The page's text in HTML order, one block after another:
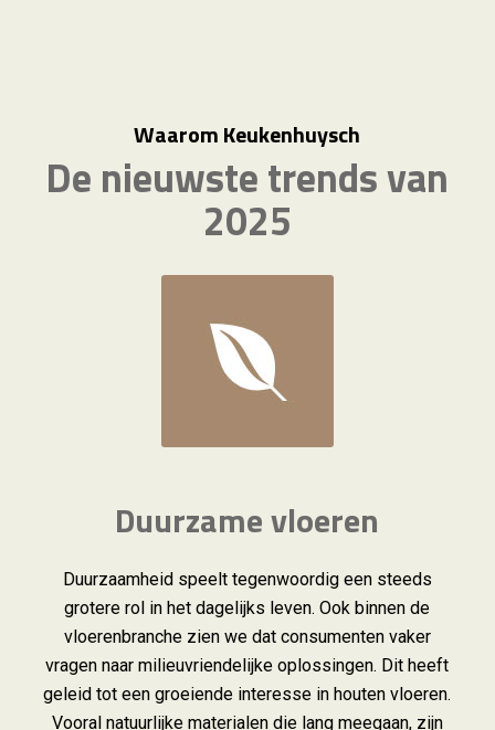
Waarom Keukenhuysch
De nieuwste trends van
2025
Duurzame vloeren
Duurzaamheid speelt tegenwoordig een steeds
grotere rol in het dagelijks leven. Ook binnen de
vloerenbranche zien we dat consumenten vaker
vragen naar milieuvriendelijke oplossingen. Dit heeft
geleid tot een groeiende interesse in houten vloeren.
Vooral natuurlijke materialen die lang meegaan, zijn